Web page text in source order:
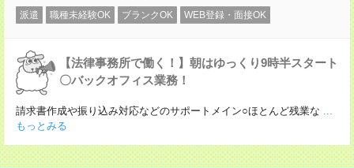
派遣 職種未経験OK ブランクOK WEB登録・面接OK
【法律事務所で働く！】朝はゆっくり9時半スタート
〇バックオフィス業務！
請求書作成や振り込み対応などのサポートメイン○ほとんど残業な ...
もっとみる